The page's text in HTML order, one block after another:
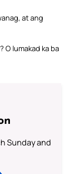
at ang
O lumakad ka ba
Sunday and